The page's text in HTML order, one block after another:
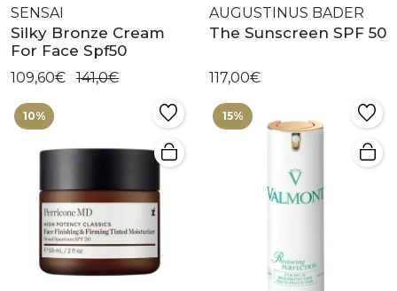
SENSAI
Silky Bronze Cream
For Face Spf50
109,60€ 141,0€
AUGUSTINUS BADER
The Sunscreen SPF 50
117,00€
10% 15%